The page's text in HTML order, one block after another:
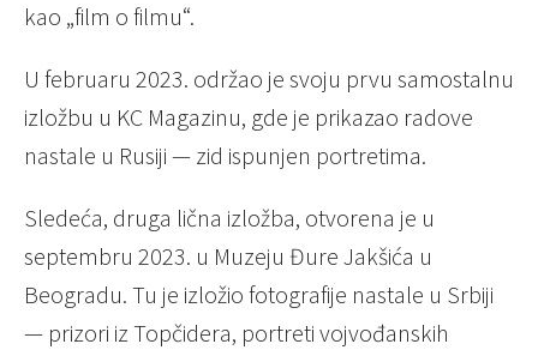
kao „film o filmu“.
U februaru 2023. održao je svoju prvu samostalnu
izložbu u KC Magazinu, gde je prikazao radove
nastale u Rusiji — zid ispunjen portretima.
Sledeća, druga lična izložba, otvorena je u
septembru 2023. u Muzeju Đure Jakšića u
Beogradu. Tu je izložio fotografije nastale u Srbiji
— prizori iz Topčidera, portreti vojvođanskih